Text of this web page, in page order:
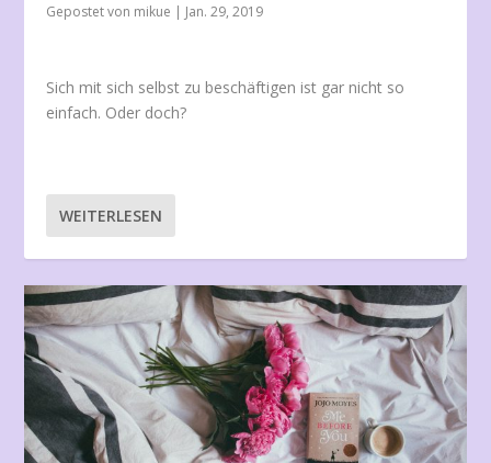
Gepostet von mikue | Jan. 29, 2019
Sich mit sich selbst zu beschäftigen ist gar nicht so
einfach. Oder doch?
WEITERLESEN